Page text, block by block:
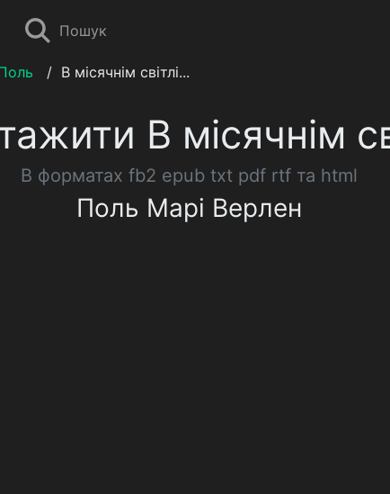
Пошук
/ В місячнім світлі...
В місячнім
В форматах fb2 epub txt pdf rtf та html
Поль Марі Верлен